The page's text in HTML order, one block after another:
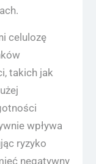
celulozę
takich jak
wpływa
ryzyko
negatywny